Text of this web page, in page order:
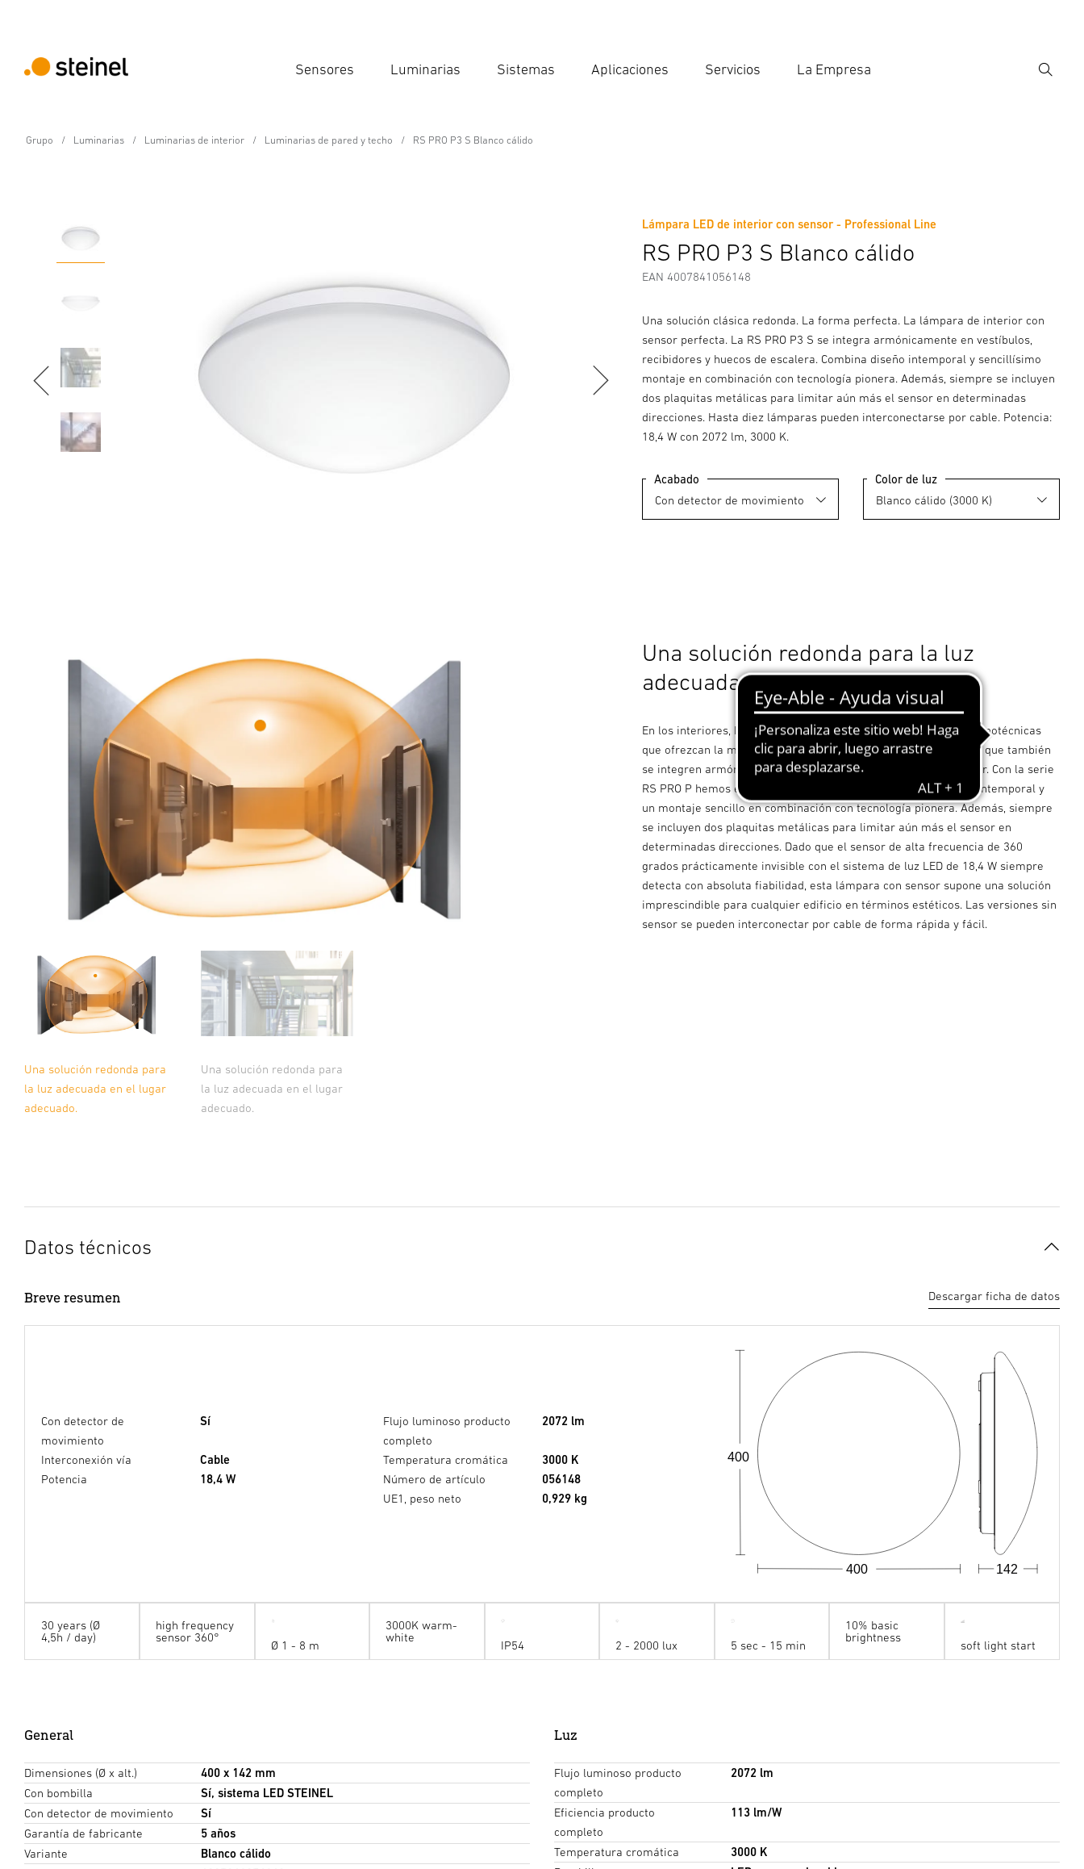
Sensores Luminarias Sistemas Aplicaciones Servicios La Empresa
Grupo Luminarias Luminarias de interior Luminarias de pared y techo RS PRO P3 S Blanco cálido
Lámpara LED de interior con sensor - Professional Line
RS PRO P3 S Blanco cálido
EAN 4007841056148
Una solución clásica redonda. La forma perfecta. La lámpara de interior con
sensor perfecta. La RS PRO P3 S se integra armónicamente en vestíbulos,
recibidores y huecos de escalera. Combina diseño intemporal y sencillísimo
montaje en combinación con tecnología pionera. Además, siempre se incluyen
dos plaquitas metálicas para limitar aún más el sensor en determinadas
direcciones. Hasta diez lámparas pueden interconectarse por cable. Potencia:
18,4 W con 2072 lm, 3000 K.
Acabado Color de luz
Propiedades Instrucciones de Seguridad y Advertencias Información del fabricante
Una solución redonda para
la luz adecuada en el lugar
adecuado.
Una solución redonda para
la luz adecuada en el lugar
adecuado.
Una solución redonda para la luz
adecuada en el lugar adecuado.
En los interiores, hoy en día no solo se requieren soluciones luminotécnicas
que ofrezcan la mayor comodidad y una técnica inteligente, sino que también
se integren armónicamente en la respectiva arquitectura interior. Con la serie
RS PRO P hemos encontrado la respuesta adecuada. Un diseño intemporal y
un montaje sencillo en combinación con tecnología pionera. Además, siempre
se incluyen dos plaquitas metálicas para limitar aún más el sensor en
determinadas direcciones. Dado que el sensor de alta frecuencia de 360
grados prácticamente invisible con el sistema de luz LED de 18,4 W siempre
detecta con absoluta fiabilidad, esta lámpara con sensor supone una solución
imprescindible para cualquier edificio en términos estéticos. Las versiones sin
sensor se pueden interconectar por cable de forma rápida y fácil.
Datos técnicos
Breve resumen Descargar ficha de datos
Con detector de
movimiento
Sí
Interconexión vía
Cable
Potencia
18,4 W
Flujo luminoso producto
completo
2072 lm
Temperatura cromática
3000 K
Número de artículo
056148
UE1, peso neto
0,929 kg
142
400
400
30 years (Ø
4,5h / day)
high frequency
sensor 360°
Ø 1 - 8 m
3000K warm-
white
IP54 2 - 2000 lux 5 sec - 15 min
10% basic
brightness
soft light start
General
Dimensiones (Ø x alt.)
400 x 142 mm
Con bombilla
Sí, sistema LED STEINEL
Con detector de movimiento
Sí
Garantía de fabricante
5 años
Variante
Blanco cálido
Luz
Flujo luminoso producto
completo
2072 lm
Eficiencia producto
completo
113 lm/W
Temperatura cromática
3000 K